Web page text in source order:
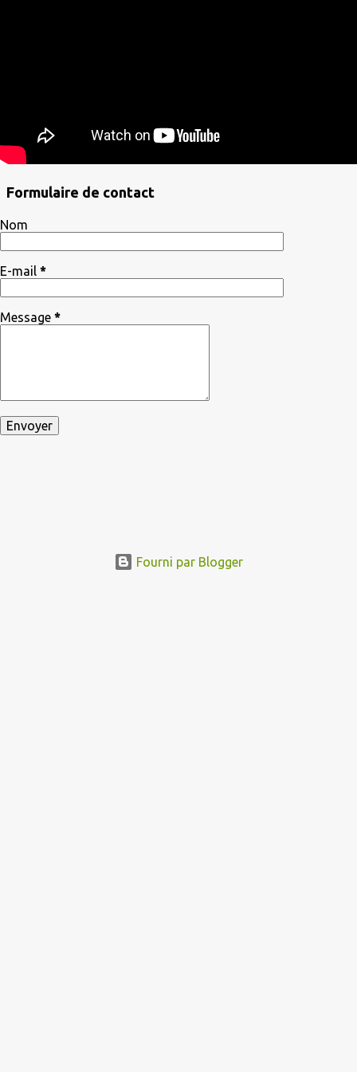
Formulaire de contact
Nom
E-mail *
Message *
Fourni par Blogger